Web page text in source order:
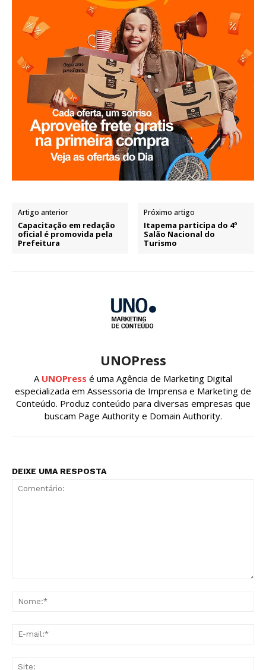
Artigo anterior
Capacitação em redação
oficial é promovida pela
Prefeitura
Próximo artigo
Itapema participa do 4º
Salão Nacional do
Turismo
UNOPress
A UNOPress é uma Agência de Marketing Digital
especializada em Assessoria de Imprensa e Marketing de
Conteúdo. Produz conteúdo para diversas empresas que
buscam Page Authority e Domain Authority.
DEIXE UMA RESPOSTA